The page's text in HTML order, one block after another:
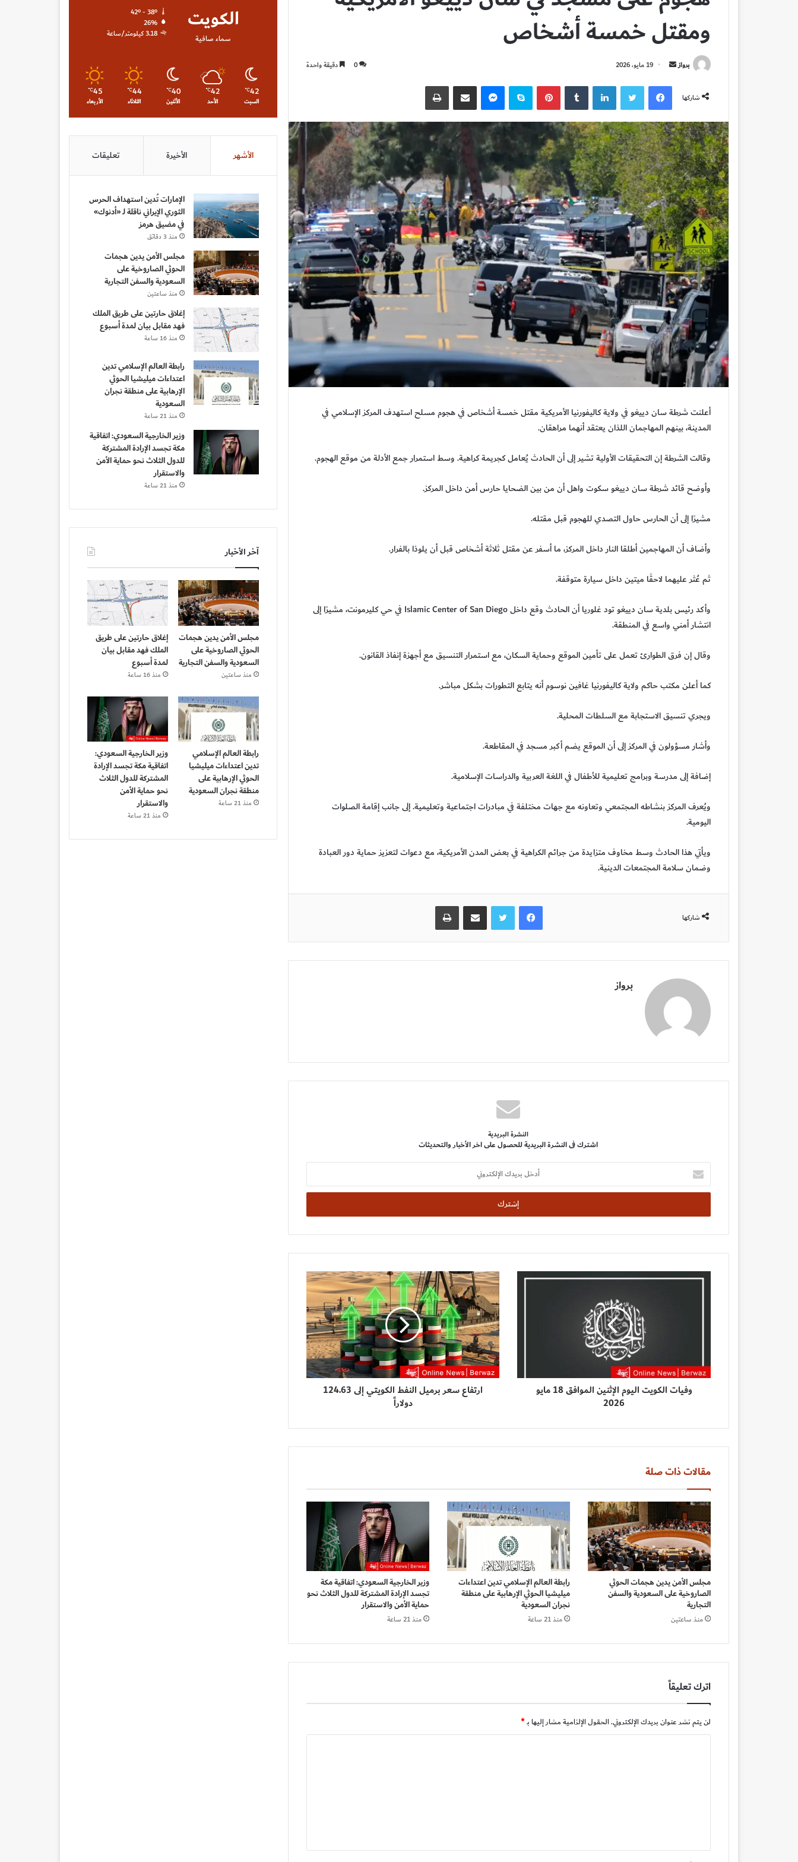
ومقتل خمسة أشخاص
برواز
أرسل
إلكترونيا
19 مايو، 2026 0 دقيقة واحدة
شاركها
فيسبوكتويتر لينكدإن ‏Tumblr بينتيريستسكايب ماسنجر مشاركة عبر البريد طباعة
أعلنت شرطة سان دييغو في ولاية كاليفورنيا الأمريكية مقتل خمسة أشخاص في هجوم مسلح استهدف المركز الإسلامي في
المدينة، بينهم المهاجمان اللذان يعتقد أنهما مراهقان.
وقالت الشرطة إن التحقيقات الأولية تشير إلى أن الحادث يُعامل كجريمة كراهية. وسط استمرار جمع الأدلة من موقع الهجوم.
وأوضح قائد شرطة سان دييغو سكوت واهل أن من بين الضحايا حارس أمن داخل المركز.
مشيرًا إلى أن الحارس حاول التصدي للهجوم قبل مقتله.
وأضاف أن المهاجمين أطلقا النار داخل المركز، ما أسفر عن مقتل ثلاثة أشخاص قبل أن يلوذا بالفرار.
ثم عُثر عليهما لاحقًا ميتين داخل سيارة متوقفة.
وأكد رئيس بلدية سان دييغو تود غلوريا أن الحادث وقع داخل Islamic Center of San Diego في حي كليرمونت، مشيرًا إلى
انتشار أمني واسع في المنطقة.
وقال إن فرق الطوارئ تعمل على تأمين الموقع وحماية السكان، مع استمرار التنسيق مع أجهزة إنفاذ القانون.
كما أعلن مكتب حاكم ولاية كاليفورنيا غافين نوسوم أنه يتابع التطورات بشكل مباشر.
ويجري تنسيق الاستجابة مع السلطات المحلية.
وأشار مسؤولون في المركز إلى أن الموقع يضم أكبر مسجد في المقاطعة.
إضافة إلى مدرسة وبرامج تعليمية للأطفال في اللغة العربية والدراسات الإسلامية.
ويُعرف المركز بنشاطه المجتمعي وتعاونه مع جهات مختلفة في مبادرات اجتماعية وتعليمية. إلى جانب إقامة الصلوات
اليومية.
ويأتي هذا الحادث وسط مخاوف متزايدة من جرائم الكراهية في بعض المدن الأمريكية، مع دعوات لتعزيز حماية دور العبادة
وضمان سلامة المجتمعات الدينية.
شاركها
فيسبوكتويتر مشاركة عبر البريد طباعة
برواز
النشرة البريدية
اشترك فى النشرة البريدية للحصول على اخر الأخبار والتحديثات
أدخل
بريدك
الإلكتروني
وفيات الكويت اليوم الإثنين الموافق 18 مايو
2026
ارتفاع سعر برميل النفط الكويتي إلى 124.63
دولاراً
مقالات ذات صلة
مجلس الأمن يدين هجمات الحوثي
الصاروخية على السعودية والسفن
التجارية
منذ ساعتين
رابطة العالم الإسلامي تدين اعتداءات
ميليشيا الحوثي الإرهابية على منطقة
نجران السعودية
منذ 21 ساعة
وزير الخارجية السعودي: اتفاقية مكة
تجسد الإرادة المشتركة للدول الثلاث نحو
حماية الأمن والاستقرار
منذ 21 ساعة
اترك تعليقاً
لن يتم نشر عنوان بريدك الإلكتروني.الحقول الإلزامية مشار إليها بـ*
ق
الكويت
سماء صافية
42º - 38º
26%
3.18 كيلومتر/ساعة
42
℃
السبت
42
℃
الأحد
40
℃
الأثنين
44
℃
الثلاثاء
45
℃
الأربعاء
الأشهر الأخيرة تعليقات
الإمارات تُدين استهداف الحرس
الثوري الإيراني ناقلة لـ «أدنوك»
في مضيق هرمز
منذ 3 دقائق
مجلس الأمن يدين هجمات
الحوثي الصاروخية على
السعودية والسفن التجارية
منذ ساعتين
إغلاق حارتين على طريق الملك
فهد مقابل بيان لمدة أسبوع
منذ 16 ساعة
رابطة العالم الإسلامي تدين
اعتداءات ميليشيا الحوثي
الإرهابية على منطقة نجران
السعودية
منذ 21 ساعة
وزير الخارجية السعودي: اتفاقية
مكة تجسد الإرادة المشتركة
للدول الثلاث نحو حماية الأمن
والاستقرار
منذ 21 ساعة
آخر الأخبار
مجلس الأمن يدين هجمات
الحوثي الصاروخية على
السعودية والسفن التجارية
منذ ساعتين
إغلاق حارتين على طريق
الملك فهد مقابل بيان
لمدة أسبوع
منذ 16 ساعة
رابطة العالم الإسلامي
تدين اعتداءات ميليشيا
الحوثي الإرهابية على
منطقة نجران السعودية
منذ 21 ساعة
وزير الخارجية السعودي:
اتفاقية مكة تجسد الإرادة
المشتركة للدول الثلاث
نحو حماية الأمن
والاستقرار
منذ 21 ساعة